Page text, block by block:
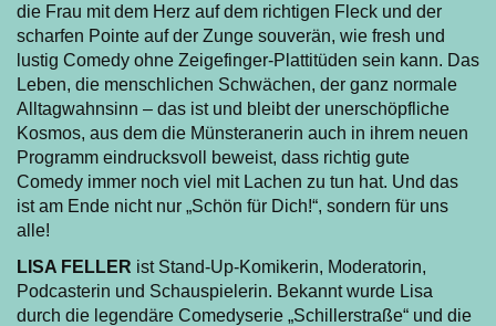
die Frau mit dem Herz auf dem richtigen Fleck und der
scharfen Pointe auf der Zunge souverän, wie fresh und
lustig Comedy ohne Zeigefinger-Plattitüden sein kann. Das
Leben, die menschlichen Schwächen, der ganz normale
Alltagwahnsinn – das ist und bleibt der unerschöpfliche
Kosmos, aus dem die Münsteranerin auch in ihrem neuen
Programm eindrucksvoll beweist, dass richtig gute
Comedy immer noch viel mit Lachen zu tun hat. Und das
ist am Ende nicht nur „Schön für Dich!“, sondern für uns
alle!
LISA FELLER ist Stand-Up-Komikerin, Moderatorin,
Podcasterin und Schauspielerin. Bekannt wurde Lisa
durch die legendäre Comedyserie „Schillerstraße“ und die